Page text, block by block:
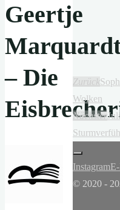
Geertje
– Die
Zurück
Wolken
Nächster
Instagram
© 2020 -